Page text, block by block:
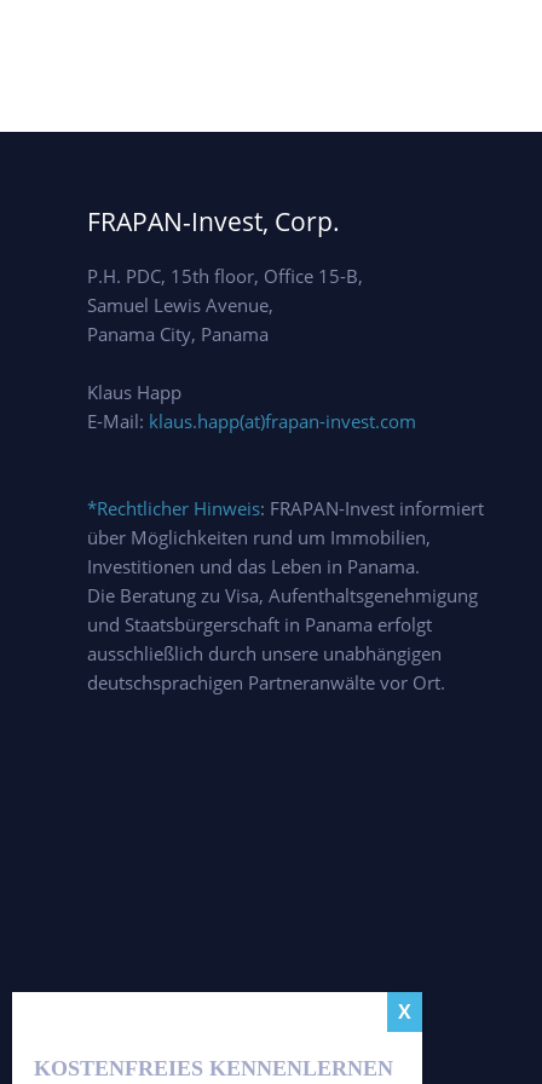
FRAPAN-Invest, Corp.
P.H. PDC, 15th floor, Office 15-B,
Samuel Lewis Avenue,
Panama City, Panama
Klaus Happ
E-Mail: klaus.happ(at)frapan-invest.com
*Rechtlicher Hinweis: FRAPAN-Invest informiert
über Möglichkeiten rund um Immobilien,
Investitionen und das Leben in Panama.
Die Beratung zu Visa, Aufenthaltsgenehmigung
und Staatsbürgerschaft in Panama erfolgt
ausschließlich durch unsere unabhängigen
deutschsprachigen Partneranwälte vor Ort.
KOSTENFREIES KENNENLERNEN